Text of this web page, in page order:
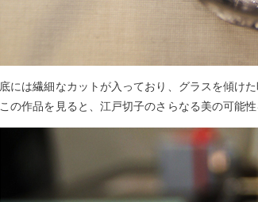
底には繊細なカットが入っており、グラスを傾け
この作品を見ると、江戸切子のさらなる美の可能